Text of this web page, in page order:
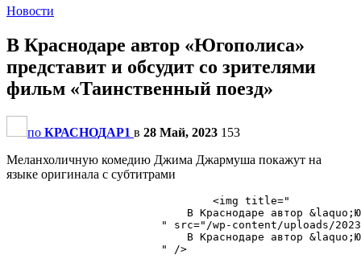
Новости
В Краснодаре автор «Югополиса»
представит и обсудит со зрителями
фильм «Таинственный поезд»
по КРАСНОДАР1 в 28 Май, 2023 153
Меланхоличную комедию Джима Джармуша покажут на
языке оригинала с субтитрами
                                <img title="
В Краснодаре автор
" src="/wp-content/uploads/
В Краснодаре автор
                        " />